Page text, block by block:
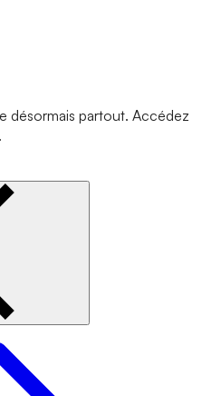
désormais partout. Accédez